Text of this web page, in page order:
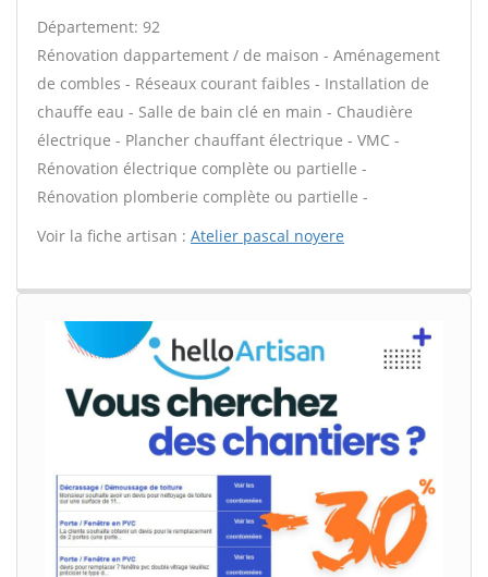
Département: 92
Rénovation dappartement / de maison - Aménagement
de combles - Réseaux courant faibles - Installation de
chauffe eau - Salle de bain clé en main - Chaudière
électrique - Plancher chauffant électrique - VMC -
Rénovation électrique complète ou partielle -
Rénovation plomberie complète ou partielle -
Voir la fiche artisan : Atelier pascal noyere